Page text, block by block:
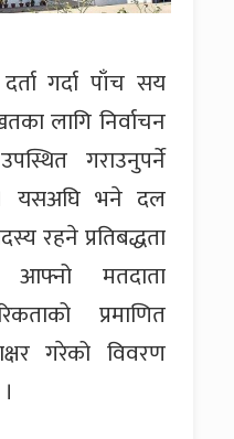
गर्दा पाँच सय
लागि निर्वाचन
गराउनुपर्ने
यसअघि भने दल
रहने प्रतिबद्धता
आफ्नो मतदाता
प्रमाणित
गरेको विवरण